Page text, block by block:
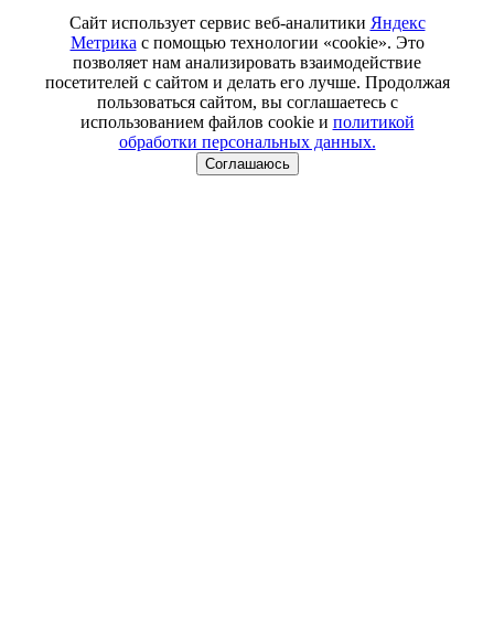
Сайт использует сервис веб-аналитики Яндекс
Метрика с помощью технологии «cookie». Это
позволяет нам анализировать взаимодействие
посетителей с сайтом и делать его лучше. Продолжая
пользоваться сайтом, вы соглашаетесь с
использованием файлов cookie и политикой
обработки персональных данных.
Соглашаюсь